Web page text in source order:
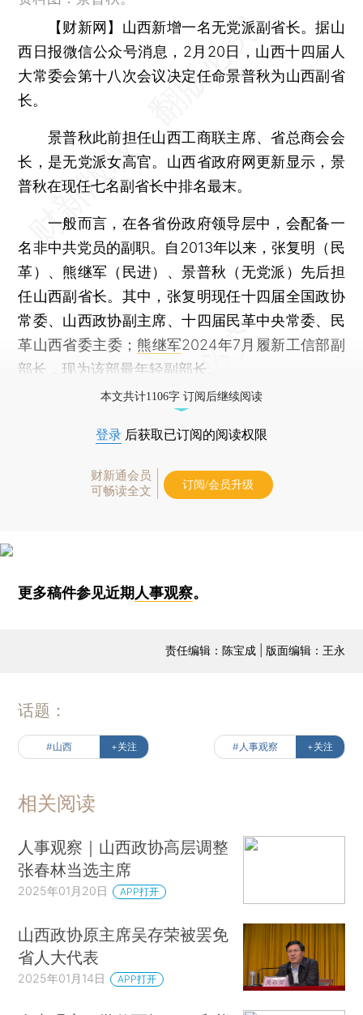
【财新网】 山西新增一名无党派副省长。据山
西日报微信公众号消息，2月20日，山西十四届人
大常委会第十八次会议决定任命景普秋为山西副省
长。
景普秋此前担任山西工商联主席、省总商会会
长，是无党派女高官。山西省政府网更新显示，景
普秋在现任七名副省长中排名最末。
一般而言，在各省份政府领导层中，会配备一
名非中共党员的副职。自2013年以来，张复明（民
革）、熊继军（民进）、景普秋（无党派）先后担
任山西副省长。其中，张复明现任十四届全国政协
常委、山西政协副主席、十四届民革中央常委、民
革山西省委主委； 熊继军2024年7月履新工信部副
部长，现为该部最年轻副部长。
本文共计1106字 订阅后继续阅读
登录 后获取已订阅的阅读权限
财新通会员
可畅读全文
订阅/会员升级
更多稿件参见近期人事观察。
责任编辑：陈宝成 | 版面编辑：王永
话题：
#山西 +关注 #人事观察 +关注
相关阅读
人事观察｜山西政协高层调整
张春林当选主席
2025年01月20日 APP打开
山西政协原主席吴存荣被罢免
省人大代表
2025年01月14日 APP打开